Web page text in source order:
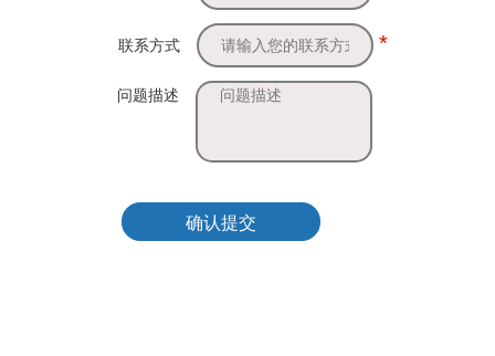
联系方式 *
问题描述
确认提交